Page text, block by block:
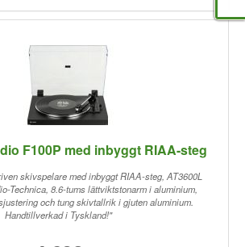
F100P med inbyggt RIAA-steg
skivspelare med inbyggt RIAA-steg, AT3600L
Technica, 8.6-tums lättviktstonarm i aluminium,
och tung skivtallrik i gjuten aluminium.
Handtillverkad i Tyskland!"